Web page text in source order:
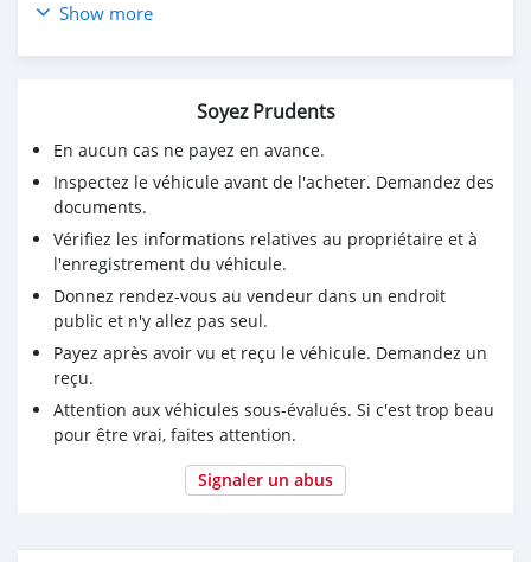
Moteurs hors-bord Yamaha : 75 ch, 85 ch, 90 ch, 115
ch, 200 ch, 300 ch
Moteurs hors-bord Mercury : 75 ch, 85 ch, 90 ch, 115
ch, 200 ch, 300 ch
NUMÉRO WHATSAPP : +13172236827
E-MAIL DE CONTACT : lucansachezs@hotmail.com
Show more
Soyez Prudents
En aucun cas ne payez en avance.
Inspectez le véhicule avant de l'acheter. Demandez des
documents.
Vérifiez les informations relatives au propriétaire et à
l'enregistrement du véhicule.
Donnez rendez-vous au vendeur dans un endroit
public et n'y allez pas seul.
Payez après avoir vu et reçu le véhicule. Demandez un
reçu.
Attention aux véhicules sous-évalués. Si c'est trop beau
pour être vrai, faites attention.
Signaler un abus